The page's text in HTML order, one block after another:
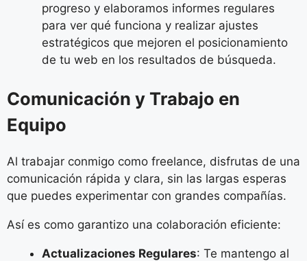
progreso y elaboramos informes regulares
para ver qué funciona y realizar ajustes
estratégicos que mejoren el posicionamiento
de tu web en los resultados de búsqueda.
Comunicación y Trabajo en
Equipo
Al trabajar conmigo como freelance, disfrutas de una
comunicación rápida y clara, sin las largas esperas
que puedes experimentar con grandes compañías.
Así es como garantizo una colaboración eficiente:
Actualizaciones Regulares: Te mantengo al